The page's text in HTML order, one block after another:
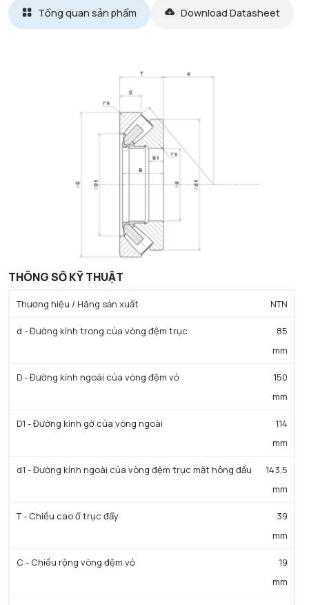
Tổng quan sản phẩm Download Datasheet
THÔNG SỐ KỸ THUẬT
Thương hiệu / Hãng sản xuất NTN
d - Đường kính trong của vòng đệm trục
85
mm
D - Đường kính ngoài của vòng đệm vỏ
150
mm
D1 - Đường kính gờ của vòng ngoài
114
mm
d1 - Đường kính ngoài của vòng đệm trục mặt hông đầu
143,5
mm
T - Chiều cao ổ trục đẩy
39
mm
C - Chiều rộng vòng đệm vỏ
19
mm